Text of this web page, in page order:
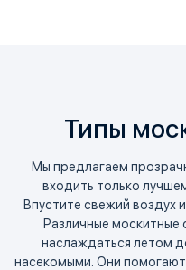
Типы
Мы предлагаем
входить только
Впустите свежий воздух
Различные москитные
наслаждаться летом
насекомыми. Они